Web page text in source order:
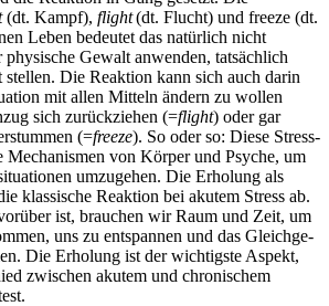
(dt. Kampf), flight(dt. Flucht) und freeze (dt.
Leben bedeutet das natürlich nicht
Gewalt anwenden, tatsächlich
Die Reaktion kann sich auch darin
mit allen Mitteln ändern zu wollen
sich zurückziehen (=flight) oder gar
(=freeze). So oder so: Diese Stress­
Mecha­nis­men von Körper und Psyche, um
umzu­ge­hen. Die Erholung als
klassische Reaktion bei akutem Stress ab.
ist, brau­chen wir Raum und Zeit, um
uns zu ent­span­nen und das Gleich­ge­
Die Erholung ist der wich­tigste Aspekt,
zwi­schen akutem und chro­ni­schem